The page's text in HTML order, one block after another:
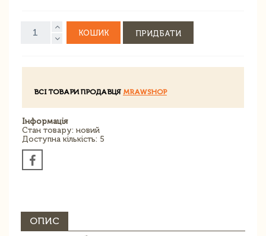
КОШИК ПРИДБАТИ
ВСІ ТОВАРИ ПРОДАВЦЯ MRAWSHOP
Інформація
Стан товару: новий
Доступна кількість: 5
ОПИС